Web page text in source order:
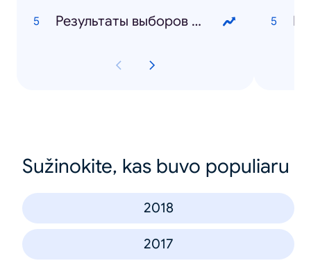
Результаты выборов 2019
Sužinokite, kas buvo populiaru
2018
2017